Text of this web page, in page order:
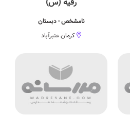
رقیه (س)
نامشخص - دبستان
کرمان عنبرآباد